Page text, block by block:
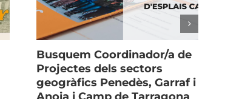
Busquem Coordinador/a de
Projectes dels sectors
geogràfics Penedès, Garraf i